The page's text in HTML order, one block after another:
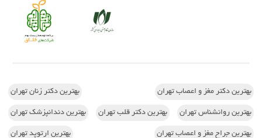
بهترین دکتر مغز و اعصاب تهران بهترین دکتر زنان تهران
بهترین روانشناس تهران بهترین دکتر قلب تهران بهترین دندانپزشک تهران
بهترین جراح مغز و اعصاب تهران بهترین ارتوپد تهران